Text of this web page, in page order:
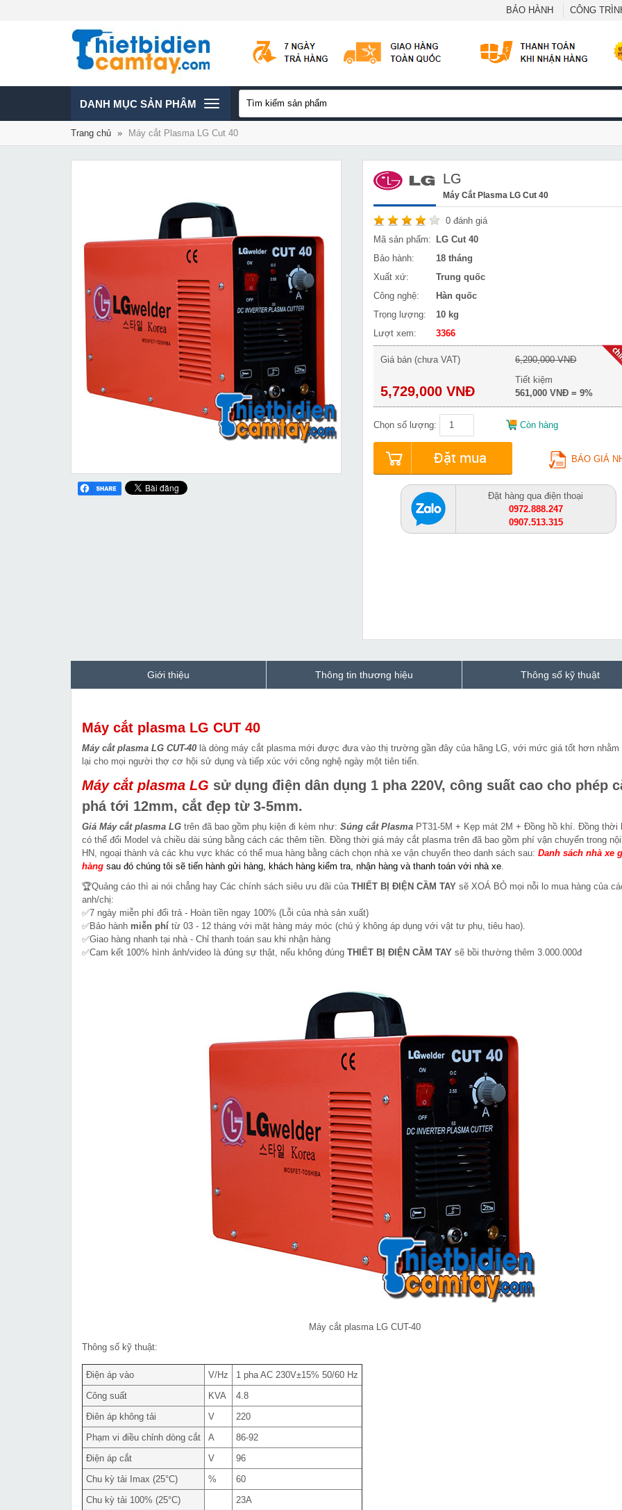
BẢO HÀNH CÔNG
TOGGLE
NAVIGATION
DANH MỤC SẢN PHÂM
Trang chủ » Máy cắt Plasma LG Cut 40
LG
Máy Cắt Plasma LG Cut 40
0 đánh giá
Mã sản phẩm:
LG Cut 40
Bảo hành:
18 tháng
Xuất xứ:
Trung quốc
Công nghệ:
Hàn quốc
Trọng lượng:
10 kg
Lượt xem:
3366
Giá bán (chưa VAT)
5,729,000 VNĐ
6,290,000 VNĐ
Tiết kiệm
561,000 VNĐ = 9%
Chọn số lượng: Còn hàng
Đặt mua BÁO GIÁ
Đặt hàng qua điện thoại
0972.888.247
0907.513.315
Giới thiệu Thông tin thương hiệu Thông số kỹ thuật
Máy cắt plasma LG CUT 40
Máy cắt plasma LG CUT-40 là dòng máy cắt plasma mới được đưa vào thị trường gần đây của hãng LG, với mức giá tốt hơn nhằm
lại cho mọi người thợ cơ hội sử dụng và tiếp xúc với công nghệ ngày một tiên tiến.
Máy cắt plasma LG sử dụng điện dân dụng 1 pha 220V, công suất cao cho phép
phá tới 12mm, cắt đẹp từ 3-5mm.
Giá Máy cắt plasma LG trên đã bao gồm phụ kiện đi kèm như: Súng cắt Plasma PT31-5M + Kẹp mát 2M + Đồng hồ khí. Đồng thời
có thể đổi Model và chiều dài súng bằng cách các thêm tiền. Đồng thời giá máy cắt plasma trên đã bao gồm phí vận chuyển trong
HN, ngoại thành và các khu vực khác có thể mua hàng bằng cách chọn nhà xe vận chuyển theo danh sách sau: Danh sách nhà xe
hàng sau đó chúng tôi sẽ tiến hành gửi hàng, khách hàng kiểm tra, nhận hàng và thanh toán với nhà xe.
🏆Quảng cáo thì ai nói chẳng hay Các chính sách siêu ưu đãi của THIẾT BỊ ĐIỆN CẦM TAY sẽ XOÁ BỎ mọi nỗi lo mua hàng của
anh/chị:
✅7 ngày miễn phí đổi trả - Hoàn tiền ngay 100% (Lỗi của nhà sản xuất)
✅Bảo hành miễn phí từ 03 - 12 tháng với mặt hàng máy móc (chú ý không áp dụng với vật tư phụ, tiêu hao).
✅Giao hàng nhanh tại nhà - Chỉ thanh toán sau khi nhận hàng
✅Cam kết 100% hình ảnh/video là đúng sự thật, nếu không đúng THIẾT BỊ ĐIỆN CẦM TAY sẽ bồi thường thêm 3.000.000đ
Máy cắt plasma LG CUT-40
Thông số kỹ thuật:
Điện áp vào V/Hz
1 pha AC 230V±15% 50/60 Hz
Công suất
KVA
4.8
Điên áp không tải
V
220
Phạm vi điều chỉnh dòng cắt
A
86-92
Điện áp cắt
V
96
Chu kỳ tải Imax (25°C)
%
60
Chu kỳ tải 100% (25°C)
23A